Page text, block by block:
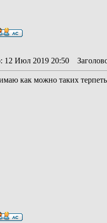
12 Июл 2019 20:50
как можно таких терпеть